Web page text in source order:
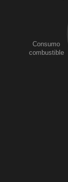
Consumo
combustible